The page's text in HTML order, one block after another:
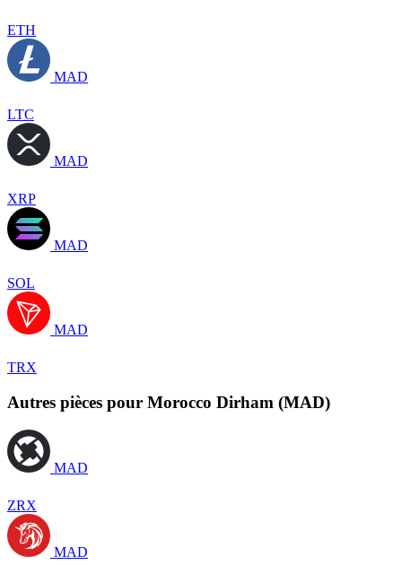
ETH
MAD
LTC
MAD
XRP
MAD
SOL
MAD
TRX
Autres pièces pour Morocco Dirham (MAD)
MAD
ZRX
MAD